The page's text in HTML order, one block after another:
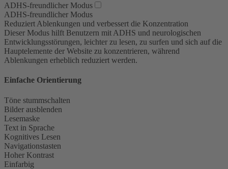
ADHS-freundlicher Modus
ADHS-freundlicher Modus
Reduziert Ablenkungen und verbessert die Konzentration
Dieser Modus hilft Benutzern mit ADHS und neurologischen
Entwicklungsstörungen, leichter zu lesen, zu surfen und sich auf die
Hauptelemente der Website zu konzentrieren, während
Ablenkungen erheblich reduziert werden.
Einfache Orientierung
Töne stummschalten
Bilder ausblenden
Lesemaske
Text in Sprache
Kognitives Lesen
Navigationstasten
Hoher Kontrast
Einfarbig